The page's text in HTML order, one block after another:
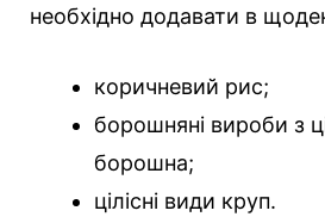
необхідно додавати в
коричневий рис;
борошняні вироби з
борошна;
цілісні види круп.